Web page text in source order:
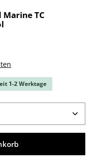
TC
1-2 Werktage
Wert ein